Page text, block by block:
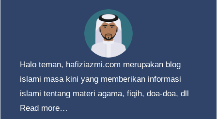
Halo teman, hafiziazmi.com merupakan blog
islami masa kini yang memberikan informasi
islami tentang materi agama, fiqih, doa-doa, dll
Read more…